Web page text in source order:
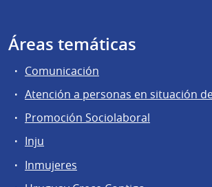
Áreas temáticas
Comunicación
Atención a personas en situación
Promoción Sociolaboral
Inju
Inmujeres